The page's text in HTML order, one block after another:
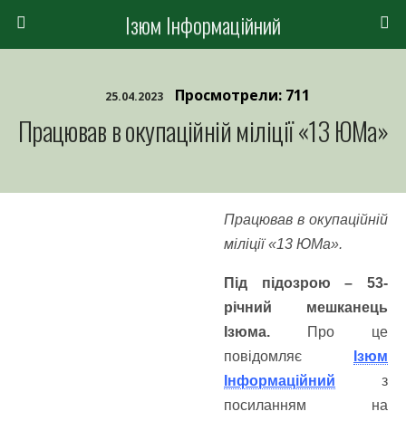
Ізюм Інформаційний
25.04.2023 Просмотрели: 711
Працював в окупаційній міліції «13 ЮМа»
Працював в окупаційній
міліції «13 ЮМа».
Під підозрою – 53-
річний мешканець
Ізюма. Про це
повідомляє
Ізюм
Інформаційний з
посиланням на